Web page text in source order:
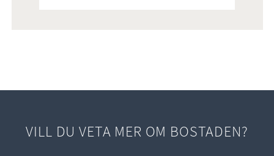
VILL DU VETA MER OM BOSTADEN?